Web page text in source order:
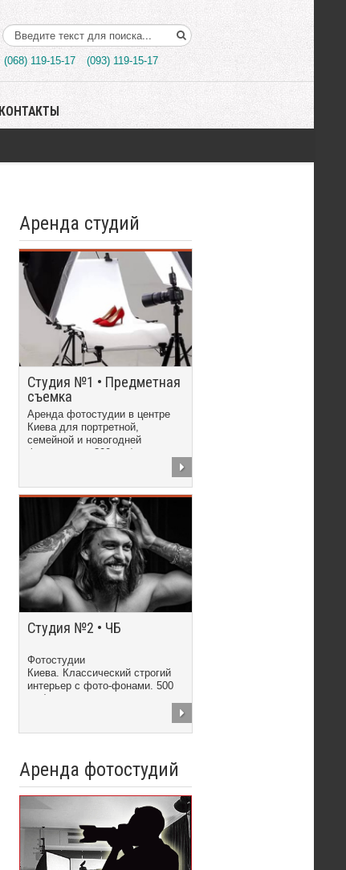
Поиск..
(068) 119-15-17 (093) 119-15-17
КОНТАКТЫ
Аренда студий
Студия №1 • Предметная
съемка
Аренда фотостудии в центре
Киева для портретной,
семейной и новогодней
фотосъемки. 300 грн/час
Студия №2 • ЧБ
Фотостудии
Киева. Классический строгий
интерьер с фото-фонами. 500
грн/час
Аренда фотостудий